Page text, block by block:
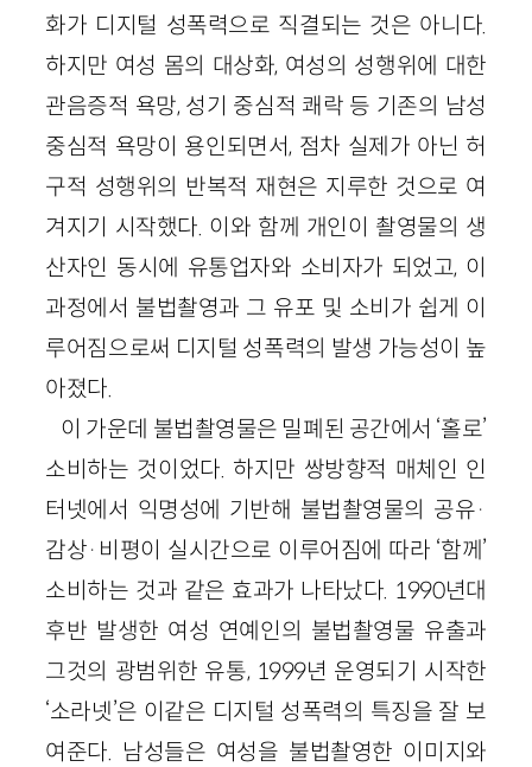
화가 디지털 성폭력으로 직결되는 것은 아니다.
하지만 여성 몸의 대상화, 여성의 성행위에 대한
관음증적 욕망, 성기 중심적 쾌락 등 기존의 남성
중심적 욕망이 용인되면서, 점차 실제가 아닌 허
구적 성행위의 반복적 재현은 지루한 것으로 여
겨지기 시작했다. 이와 함께 개인이 촬영물의 생
산자인 동시에 유통업자와 소비자가 되었고, 이
과정에서 불법촬영과 그 유포 및 소비가 쉽게 이
루어짐으로써 디지털 성폭력의 발생 가능성이 높
아졌다.
이 가운데 불법촬영물은 밀폐된 공간에서 ‘홀로’
소비하는 것이었다. 하지만 쌍방향적 매체인 인
터넷에서 익명성에 기반해 불법촬영물의 공유·
감상·비평이 실시간으로 이루어짐에 따라 ‘함께’
소비하는 것과 같은 효과가 나타났다. 1990년대
후반 발생한 여성 연예인의 불법촬영물 유출과
그것의 광범위한 유통, 1999년 운영되기 시작한
‘소라넷’은 이같은 디지털 성폭력의 특징을 잘 보
여준다. 남성들은 여성을 불법촬영한 이미지와